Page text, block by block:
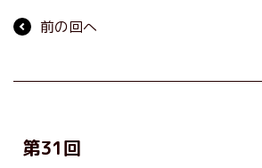
前の回へ
第31回